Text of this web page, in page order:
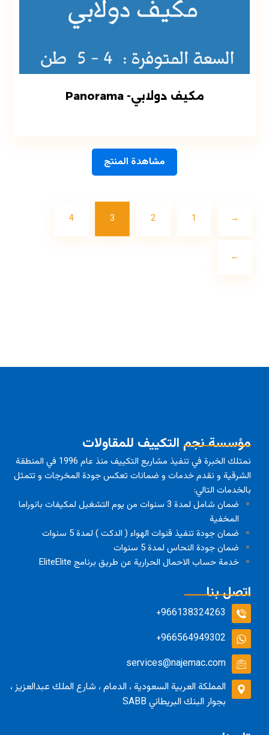
مكيف دولابي- Panorama
مشاهدة المنتج
→
1
2
3
4
←
مؤسسة نجم التكييف للمقاولات
نمتلك الخبرة في تنفيذ مشاريع التكييف منذ عام 1996 في المنطقة
الشرقية و نقدم خدمات و ضمانات تعكس جودة المخرجات و تتمثل
بالخدمات التالي:
ضمان شامل لمدة 3 سنوات من يوم التشغيل لمكيفات بانوراما
المخفية
ضمان جودة تنفيذ قنوات الهواء ( الدكت ) لمدة 5 سنوات
ضمان جودة النحاس لمدة 5 سنوات
خدمة حساب الاحمال الحرارية عن طريق برنامج EliteElite
اتصل بنا
966138324263+
966564949302+
services@najemac.com
المملكة العربية السعودية ، الدمام ، شارع الملك عبدالعزيز ،
بجوار البنك البريطاني SABB